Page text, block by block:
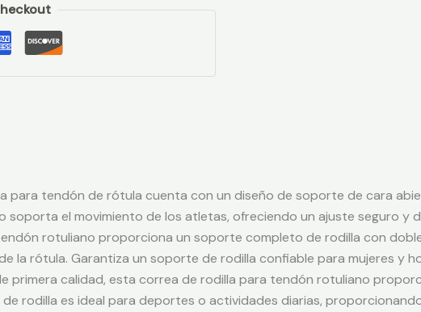
para tendón de rótula cuenta con un diseño de soporte de cara
el movimiento de los atletas, ofreciendo un ajuste seguro y
rotuliano proporciona un soporte completo de rodilla con
la rótula. Garantiza un soporte de rodilla confiable para mujeres y
primera calidad, esta correa de rodilla para tendón rotuliano
rodilla es ideal para deportes o actividades diarias,